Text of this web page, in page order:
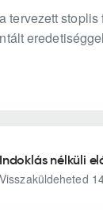
tervezett
Indoklás nélküli
Visszaküldeheted